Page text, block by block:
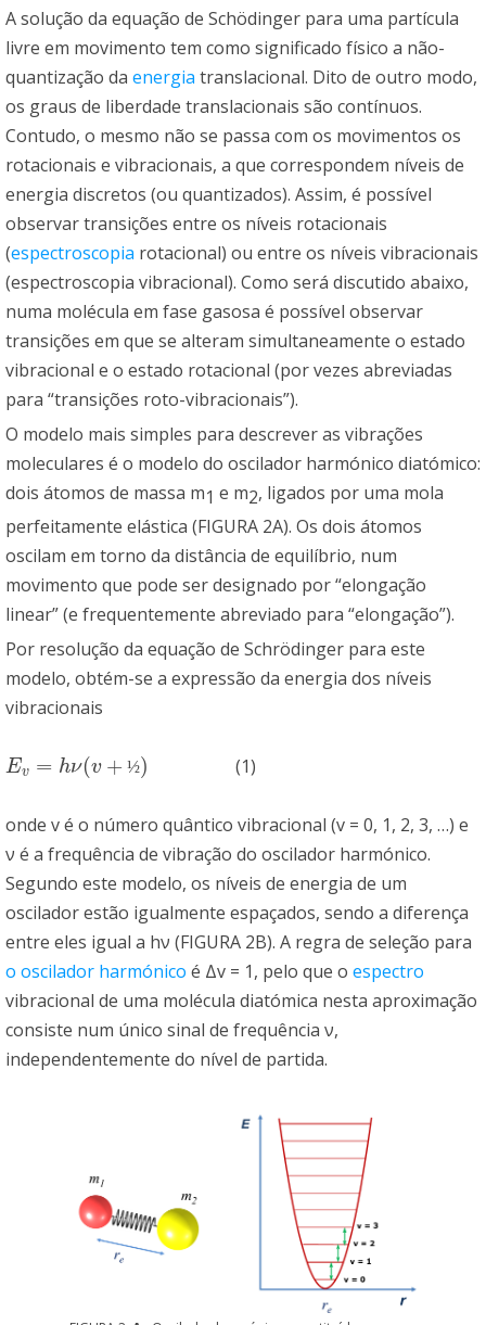
A solução da equação de Schödinger para uma partícula
livre em movimento tem como significado físico a não-
quantização da energia translacional. Dito de outro modo,
os graus de liberdade translacionais são contínuos.
Contudo, o mesmo não se passa com os movimentos os
rotacionais e vibracionais, a que correspondem níveis de
energia discretos (ou quantizados). Assim, é possível
observar transições entre os níveis rotacionais
(espectroscopia rotacional) ou entre os níveis vibracionais
(espectroscopia vibracional). Como será discutido abaixo,
numa molécula em fase gasosa é possível observar
transições em que se alteram simultaneamente o estado
vibracional e o estado rotacional (por vezes abreviadas
para “transições roto-vibracionais”).
O modelo mais simples para descrever as vibrações
moleculares é o modelo do oscilador harmónico diatómico:
dois átomos de massa m1 e m2, ligados por uma mola
perfeitamente elástica (FIGURA 2A). Os dois átomos
oscilam em torno da distância de equilíbrio, num
movimento que pode ser designado por “elongação
linear” (e frequentemente abreviado para “elongação”).
Por resolução da equação de Schrödinger para este
modelo, obtém-se a expressão da energia dos níveis
vibracionais
Ev = hν(v + ½)
Ev= hν v+½) (1)
onde v é o número quântico vibracional (v = 0, 1, 2, 3, …) e
ν é a frequência de vibração do oscilador harmónico.
Segundo este modelo, os níveis de energia de um
oscilador estão igualmente espaçados, sendo a diferença
entre eles igual a hν (FIGURA 2B). A regra de seleção para
o oscilador harmónico é Δv = 1, pelo que o espectro
vibracional de uma molécula diatómica nesta aproximação
consiste num único sinal de frequência ν,
independentemente do nível de partida.